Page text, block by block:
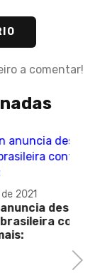
a comentar!
covid-
Next